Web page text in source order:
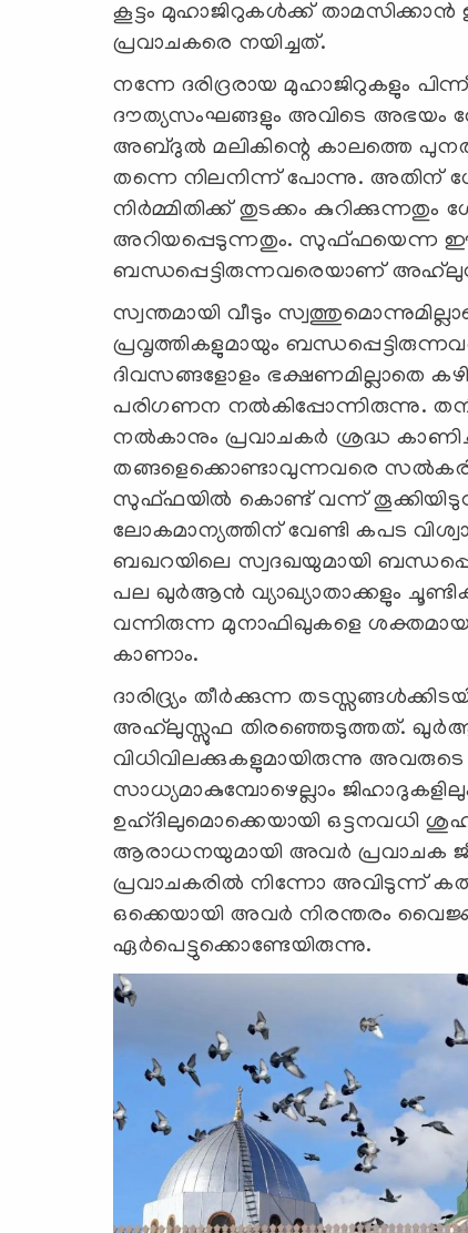
കൂട്ടം മുഹാജിറുകൾക്ക്
പ്രവാചകരെ നയിച്ചത്.
നന്നേ ദരിദ്രരായ മുഹാജിറുകളും
ദൗത്യസംഘങ്ങളും അവിടെ അഭയം
അബ്ദുൽ മലികിന്റെ കാലത്തെ
തന്നെ നിലനിന്ന് പോന്നു. അതിന്
നിര്‍മ്മിതിക്ക് തുടക്കം
അറിയപ്പെടുന്നതും. സുഫ്ഫയെന്ന
ബന്ധപ്പെട്ടിരുന്നവരെയാണ്
സ്വന്തമായി വീടും
പ്രവൃത്തികളുമായും
ദിവസങ്ങളോളം ഭക്ഷണമില്ലാതെ
പരിഗണന നൽകിപ്പോന്നിരുന്നു.
നൽകാനും പ്രവാചകർ ശ്രദ്ധ
തങ്ങളെക്കൊണ്ടാവുന്നവരെ
സുഫ്‍ഫയിൽ കൊണ്ട് വന്ന്
ലോകമാന്യത്തിന് വേണ്ടി കപട
ബഖറയിലെ സ്വദഖയുമായി
പല ഖുർആൻ വ്യാഖ്യാതാക്കളും
വന്നിരുന്ന മുനാഫിഖുകളെ
കാണാം.
ദാരിദ്ര്യം തീർക്കുന്ന
അഹ്‍ലുസ്സുഫ തിരഞ്ഞെടുത്തത്.
വിധിവിലക്കുകളുമായിരുന്നു
സാധ്യമാകുമ്പോഴെല്ലാം
ഉഹ്ദിലുമൊക്കെയായി ഒട്ടനവധി
ആരാധനയുമായി അവർ പ്രവാചക
പ്രവാചകരിൽ നിന്നോ അവിടുന്ന്
ഒക്കെയായി അവർ നിരന്തരം
ഏർപെട്ടുക്കൊണ്ടേയിരുന്നു.